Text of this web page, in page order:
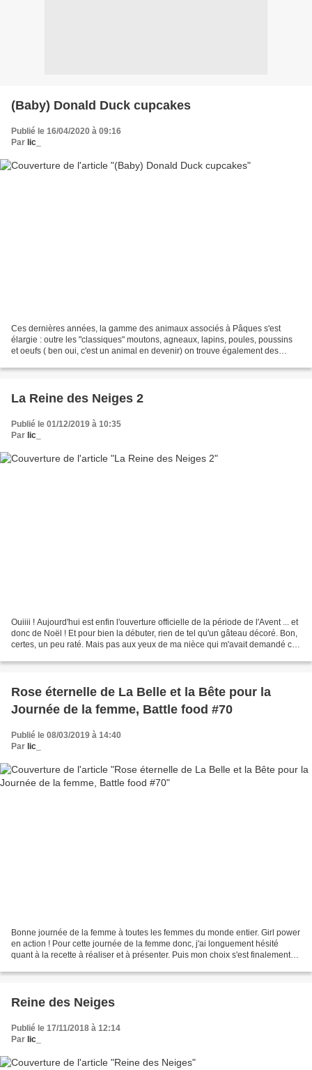
(Baby) Donald Duck cupcakes
Publié le 16/04/2020 à 09:16
Par lic_
Ces dernières années, la gamme des animaux associés à Pâques s'est
élargie : outre les "classiques" moutons, agneaux, lapins, poules, poussins
et oeufs ( ben oui, c'est un animal en devenir) on trouve également des
La Reine des Neiges 2
Publié le 01/12/2019 à 10:35
Par lic_
Ouiiii ! Aujourd'hui est enfin l'ouverture officielle de la période de l'Avent ... et
donc de Noël ! Et pour bien la débuter, rien de tel qu'un gâteau décoré. Bon,
certes, un peu raté. Mais pas aux yeux de ma nièce qui m'avait demandé ce
Rose éternelle de La Belle et la Bête pour la
Journée de la femme, Battle food #70
Publié le 08/03/2019 à 14:40
Par lic_
Bonne journée de la femme à toutes les femmes du monde entier. Girl power
en action ! Pour cette journée de la femme donc, j'ai longuement hésité
quant à la recette à réaliser et à présenter. Puis mon choix s'est finalement
Reine des Neiges
Publié le 17/11/2018 à 12:14
Par lic_